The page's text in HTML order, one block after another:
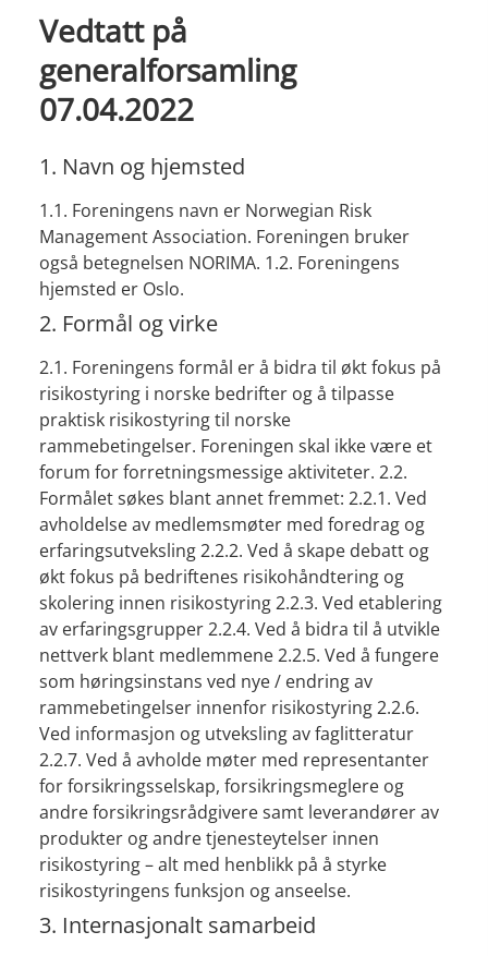
Vedtatt på
generalforsamling
07.04.2022
1. Navn og hjemsted
1.1. Foreningens navn er Norwegian Risk
Management Association. Foreningen bruker
også betegnelsen NORIMA. 1.2. Foreningens
hjemsted er Oslo.
2. Formål og virke
2.1. Foreningens formål er å bidra til økt fokus på
risikostyring i norske bedrifter og å tilpasse
praktisk risikostyring til norske
rammebetingelser. Foreningen skal ikke være et
forum for forretningsmessige aktiviteter. 2.2.
Formålet søkes blant annet fremmet: 2.2.1. Ved
avholdelse av medlemsmøter med foredrag og
erfaringsutveksling 2.2.2. Ved å skape debatt og
økt fokus på bedriftenes risikohåndtering og
skolering innen risikostyring 2.2.3. Ved etablering
av erfaringsgrupper 2.2.4. Ved å bidra til å utvikle
nettverk blant medlemmene 2.2.5. Ved å fungere
som høringsinstans ved nye / endring av
rammebetingelser innenfor risikostyring 2.2.6.
Ved informasjon og utveksling av faglitteratur
2.2.7. Ved å avholde møter med representanter
for forsikringsselskap, forsikringsmeglere og
andre forsikringsrådgivere samt leverandører av
produkter og andre tjenesteytelser innen
risikostyring – alt med henblikk på å styrke
risikostyringens funksjon og anseelse.
3. Internasjonalt samarbeid